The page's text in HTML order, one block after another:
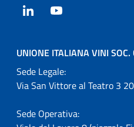
LinkedIn
UNIONE ITALIANA VINI SOC.
Sede Legale:
Via San Vittore al Teatro 3
Sede Operativa: